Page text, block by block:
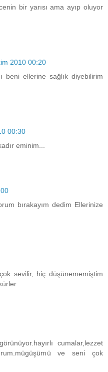
bir yarısı ama ayıp oluyor
2010 00:20
beni ellerine sağlık diyebilirim
00:30
eminim...
bırakayım dedim Ellerinize
sevilir, hiç düşünememiştim
cumalar,lezzet
ve seni çok